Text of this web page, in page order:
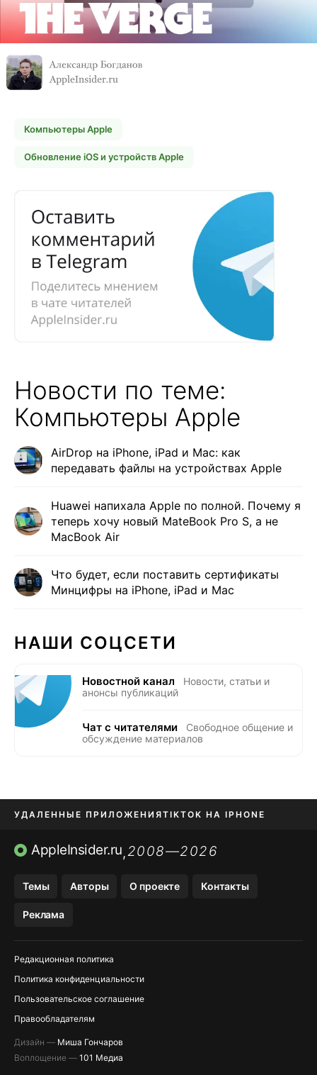
Компьютеры Apple
Обновление iOS и устройств Apple
Новости по теме:
Компьютеры Apple
AirDrop на iPhone, iPad и Mac: как
передавать файлы на устройствах Apple
Huawei напихала Apple по полной. Почему я
теперь хочу новый MateBook Pro S, а не
MacBook Air
Что будет, если поставить сертификаты
Минцифры на iPhone, iPad и Mac
НАШИ СОЦСЕТИ
Новостной канал
Новости, статьи и
анонсы публикаций
Чат с читателями
Свободное общение и
обсуждение материалов
УДАЛЕННЫЕ ПРИЛОЖЕНИЯTIKTOK НА IPHONE
ПРИЛОЖЕНИЯ БЕЗ APP STORE
AppleInsider.ru,2008—2026
Темы Авторы О проекте Контакты
Реклама
Редакционная политика
Политика конфиденциальности
Пользовательское соглашение
Правообладателям
Дизайн — Миша Гончаров
Воплощение — 101 Медиа